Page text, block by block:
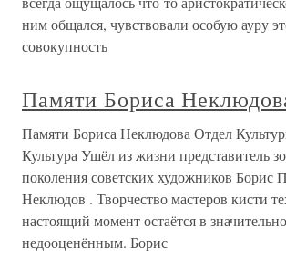
ним общался, чувствовали особую ауру
совокупность
Памяти Бориса
Памяти Бориса Неклюдова Отдел
Культура Ушёл из жизни представитель
поколения советских художников Борис
Неклюдов . Творчество мастеров кисти
настоящий момент остаётся в
недооценённым. Борис